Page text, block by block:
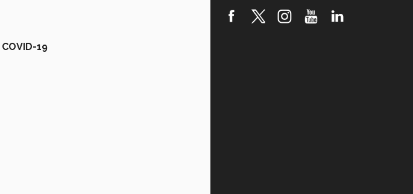
COVID-19
robótica FIRST 2026! (video)